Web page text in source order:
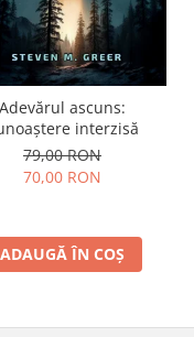
Adevărul ascuns:
interzisă
79,00 RON
70,00 RON
ADAUGĂ ÎN COȘ